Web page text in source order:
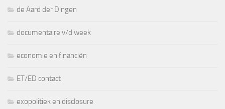
de Aard der Dingen
documentaire v/d week
economie en financiën
ET/ED contact
exopolitiek en disclosure